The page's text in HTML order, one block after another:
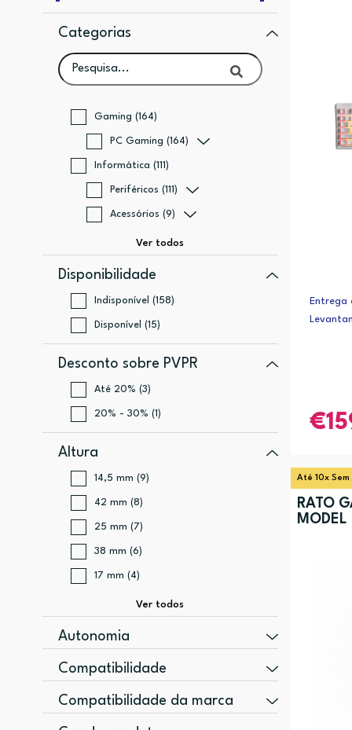
Categorias
Gaming (164)
PC Gaming (164)
Informática (111)
Periféricos (111)
Acessórios (9)
Disponibilidade
Indisponível (158)
Disponível (15)
Desconto sobre PVPR
Até 20% (3)
20% - 30% (1)
Altura
14,5 mm (9)
42 mm (8)
25 mm (7)
38 mm (6)
17 mm (4)
Autonomia
35 h (3)
110 h (2)
Compatibilidade
GMMK PRO, GMMK 2 (9)
Compatibilidade da marca
Glorious PC Gaming Race (32)
Entrega
Até 10x Sem
RATO
MODEL